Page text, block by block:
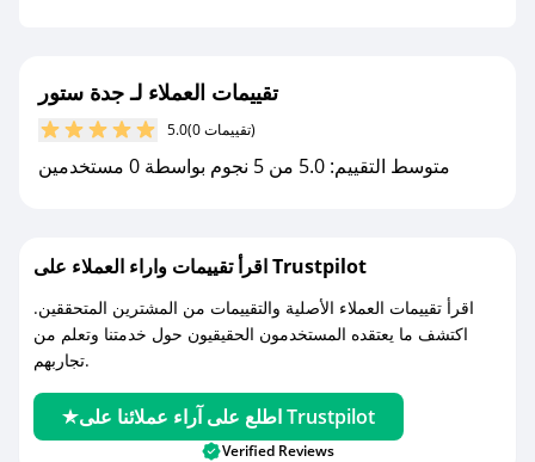
مع صحصح، تسوق بذكاء ووفّر على كل مشترياتك مع
تقييمات العملاء لـ جدة ستور
5.0 (0 تقييمات)
متوسط التقييم: 5.0 من 5 نجوم بواسطة 0 مستخدمين
اقرأ تقييمات واراء العملاء على Trustpilot
اقرأ تقييمات العملاء الأصلية والتقييمات من المشترين المتحققين.
اكتشف ما يعتقده المستخدمون الحقيقيون حول خدمتنا وتعلم من
تجاربهم.
اطلع على آراء عملائنا على Trustpilot
Verified Reviews